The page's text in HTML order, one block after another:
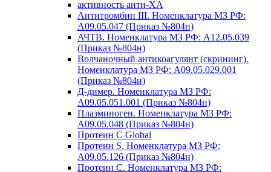
активность анти-ХА
Антитромбин III. Номенклатура МЗ РФ:
A09.05.047 (Приказ №804н)
АЧТВ. Номенклатура МЗ РФ: A12.05.039
(Приказ №804н)
Волчаночный антикоагулянт (скрининг).
Номенклатура МЗ РФ: A09.05.029.001
(Приказ №804н)
Д-димер. Номенклатура МЗ РФ:
A09.05.051.001 (Приказ №804н)
Плазминоген. Номенклатура МЗ РФ:
A09.05.048 (Приказ №804н)
Протеин C Global
Протеин S. Номенклатура МЗ РФ:
A09.05.126 (Приказ №804н)
Протеин С. Номенклатура МЗ РФ: